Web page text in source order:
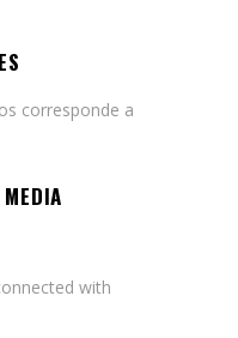
corresponde a
with